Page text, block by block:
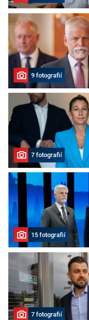
9 fotografií
7 fotografií
15 fotografií
7 fotografií